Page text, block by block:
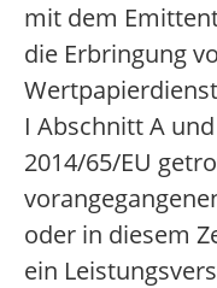
mit dem
die Erbringung
I Abschnitt A
2014/65/EU
oder in diesem
ein